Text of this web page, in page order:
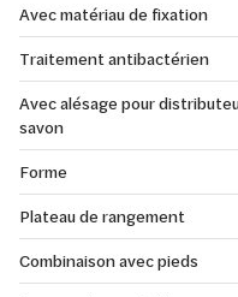
Avec matériau de fixation
Traitement antibactérien
Avec alésage pour
savon
Forme
Plateau de rangement
Combinaison avec pieds